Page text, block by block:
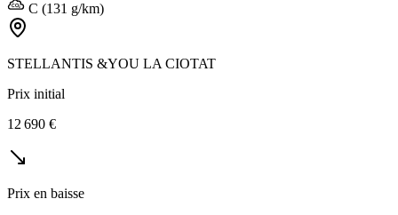
C (131 g/km)
STELLANTIS &YOU LA CIOTAT
Prix initial
12 690 €
Prix en baisse